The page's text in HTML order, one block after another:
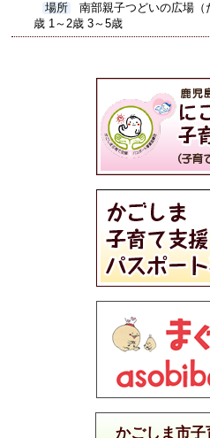
場所
南部親子つどいの広場（
歳 1～2歳 3～5歳
かごしま市子